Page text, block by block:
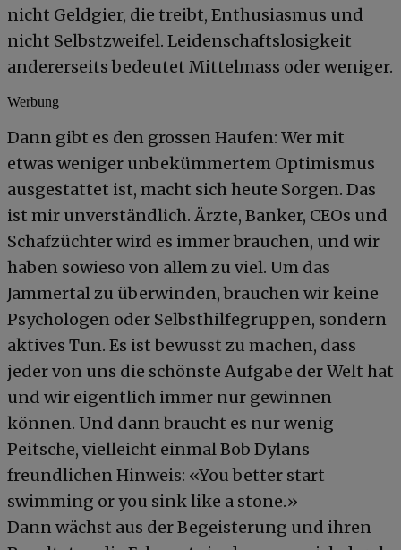
nicht Geldgier, die treibt, Enthusiasmus und
nicht Selbstzweifel. Leidenschaftslosigkeit
andererseits bedeutet Mittelmass oder weniger.
Werbung
Dann gibt es den grossen Haufen: Wer mit
etwas weniger unbekümmertem Optimismus
ausgestattet ist, macht sich heute Sorgen. Das
ist mir unverständlich. Ärzte, Banker, CEOs und
Schafzüchter wird es immer brauchen, und wir
haben sowieso von allem zu viel. Um das
Jammertal zu überwinden, brauchen wir keine
Psychologen oder Selbsthilfegruppen, sondern
aktives Tun. Es ist bewusst zu machen, dass
jeder von uns die schönste Aufgabe der Welt hat
und wir eigentlich immer nur gewinnen
können. Und dann braucht es nur wenig
Peitsche, vielleicht einmal Bob Dylans
freundlichen Hinweis: «You better start
swimming or you sink like a stone.»
Dann wächst aus der Begeisterung und ihren